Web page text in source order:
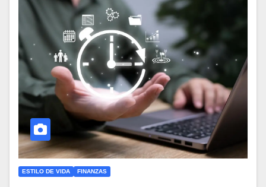
ESTILO DE VIDA FINANZAS